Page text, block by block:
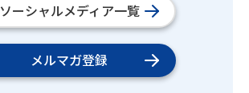
ソーシャルメディア一覧
メルマガ登録